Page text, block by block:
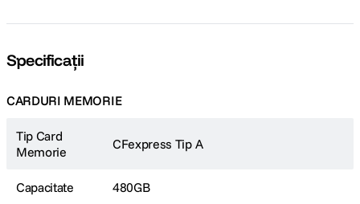
Specificații
CARDURI MEMORIE
Tip Card
Memorie
CFexpress Tip A
Capacitate 480GB